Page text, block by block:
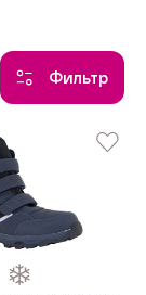
Фильтр